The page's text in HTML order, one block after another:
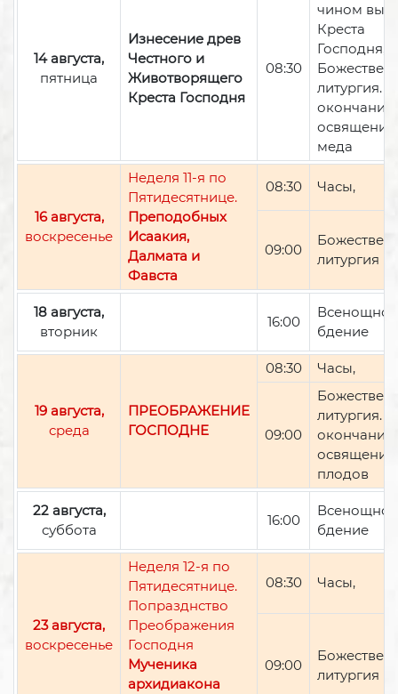
14 августа,
пятница
Изнесение древ
Честного и
Животворящего
Креста Господня
08:30
чином
Креста
Господня,
литургия.
окончании
освящение
меда
16 августа,
воскресенье
Неделя 11-я по
Пятидесятнице.
Преподобных
Исаакия,
Далмата и
Фавста
08:30 Часы,
09:00
литургия
18 августа,
вторник
16:00
Всенощное
бдение
19 августа,
среда
ПРЕОБРАЖЕНИЕ
ГОСПОДНЕ
08:30 Часы,
09:00
литургия.
окончании
освящение
плодов
22 августа,
суббота
16:00
Всенощное
бдение
23 августа,
воскресенье
Неделя 12-я по
Пятидесятнице.
Попразднство
Преображения
Господня
Мученика
архидиакона
08:30 Часы,
09:00
литургия